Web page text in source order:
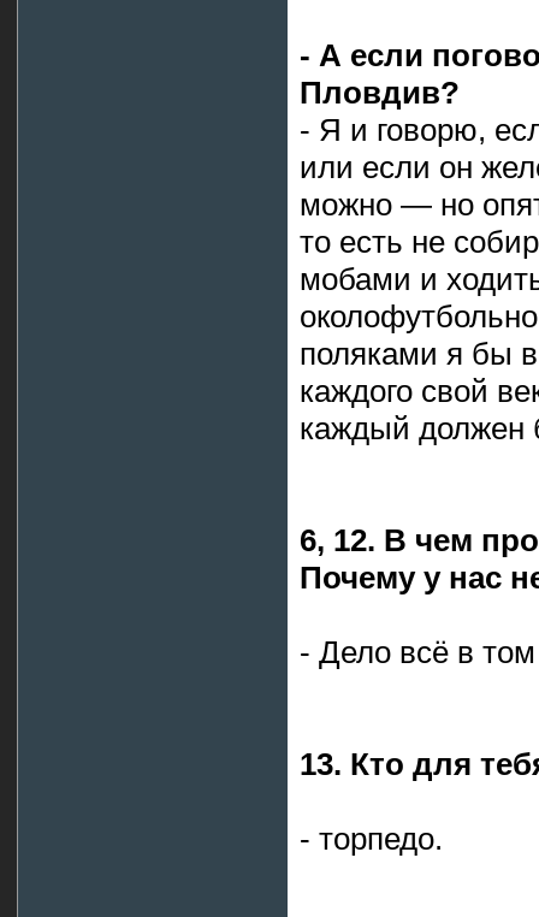
- А если
Пловдив?
- Я и говорю,
или если он
можно — но
то есть не
мобами и
поляками я бы
каждого свой
каждый должен
6, 12. В чем
Почему у нас
- Дело всё в
13. Кто для
- торпедо.